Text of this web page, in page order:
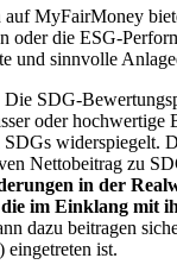
MyFairMoney
oder die ESG-
und sinnvolle
Die SDG-
oder
widerspiegelt.
Nettobeitrag zu
in der
im Einklang mit
dazu beitragen
eingetreten ist.